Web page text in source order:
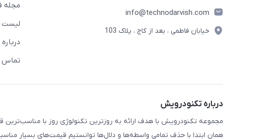
info@technodarvish.com
خیابان فاطمی ، بعد از کاج ، پلاک 103
مجله
لیست
تماس
درباره تکنودرویش
همان ابتدا با حذف تمامی واسطه‌ها و دلال‌ها توانستیم قیمت‌های بسیار